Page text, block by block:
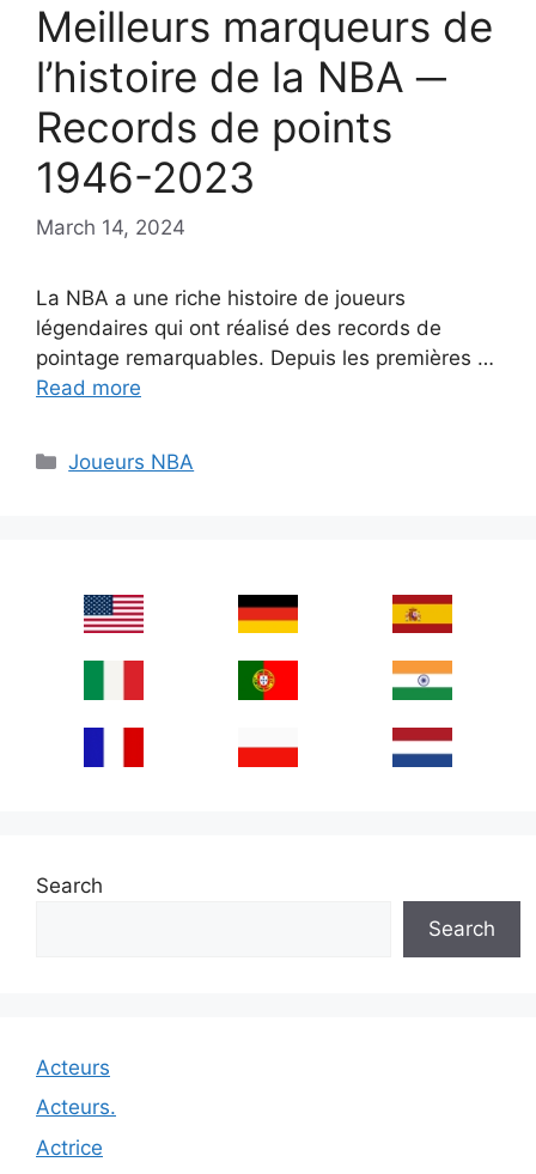
Meilleurs marqueurs de
l’histoire de la NBA ─
Records de points
1946-2023
March 14, 2024
La NBA a une riche histoire de joueurs
légendaires qui ont réalisé des records de
pointage remarquables. Depuis les premières …
Read more
Categories
Joueurs NBA
Search
Search
Acteurs
Acteurs.
Actrice